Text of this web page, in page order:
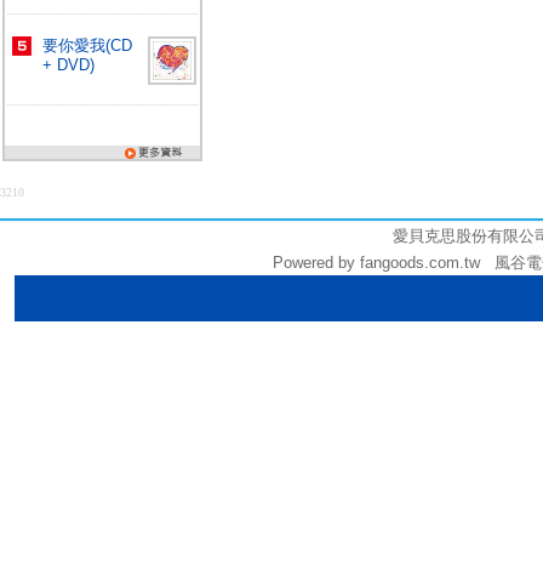
要你愛我(CD
+ DVD)
3210
愛貝克思股份有限
Powered by fangoods.com.tw 風谷電子商